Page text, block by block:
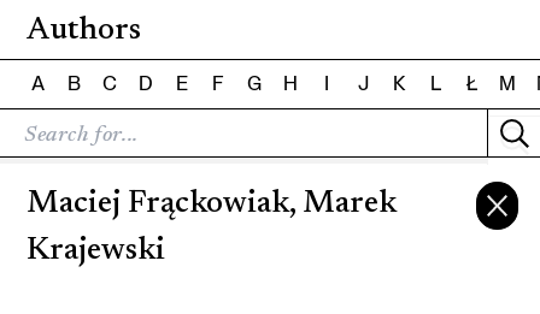
Authors
A B C D E F G H I J K L Ł M
Maciej Frąckowiak, Marek
Krajewski